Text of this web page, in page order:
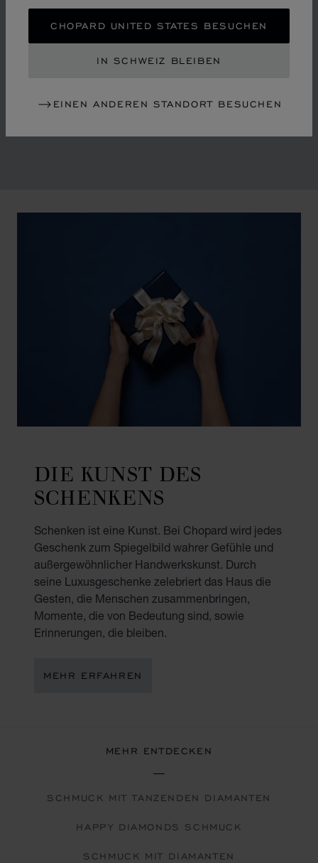
CHOPARD UNITED STATES BESUCHEN
IN SCHWEIZ BLEIBEN
EINEN ANDEREN STANDORT BESUCHEN
war. Das Unternehmen blickt auf eine glorreiche
DIE KUNST DES
SCHENKENS
Schenken ist eine Kunst. Bei Chopard wird jedes
Geschenk zum Spiegelbild wahrer Gefühle und
außergewöhnlicher Handwerkskunst. Durch
seine Luxusgeschenke zelebriert das Haus die
Gesten, die Menschen zusammenbringen,
Momente, die von Bedeutung sind, sowie
Erinnerungen, die bleiben.
MEHR ERFAHREN
MEHR ENTDECKEN
SCHMUCK MIT TANZENDEN DIAMANTEN
HAPPY DIAMONDS SCHMUCK
SCHMUCK MIT DIAMANTEN